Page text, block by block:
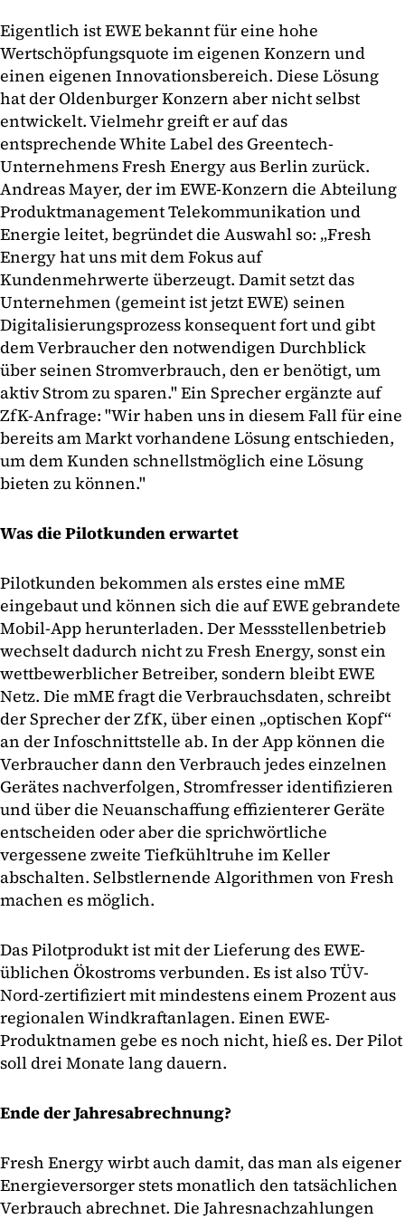
Eigentlich ist EWE bekannt für eine hohe
Wertschöpfungsquote im eigenen Konzern und
einen eigenen Innovationsbereich. Diese Lösung
hat der Oldenburger Konzern aber nicht selbst
entwickelt. Vielmehr greift er auf das
entsprechende White Label des Greentech-
Unternehmens Fresh Energy aus Berlin zurück.
Andreas Mayer, der im EWE-Konzern die Abteilung
Produktmanagement Telekommunikation und
Energie leitet, begründet die Auswahl so: „Fresh
Energy hat uns mit dem Fokus auf
Kundenmehrwerte überzeugt. Damit setzt das
Unternehmen (gemeint ist jetzt EWE) seinen
Digitalisierungsprozess konsequent fort und gibt
dem Verbraucher den notwendigen Durchblick
über seinen Stromverbrauch, den er benötigt, um
aktiv Strom zu sparen." Ein Sprecher ergänzte auf
ZfK-Anfrage: "Wir haben uns in diesem Fall für eine
bereits am Markt vorhandene Lösung entschieden,
um dem Kunden schnellstmöglich eine Lösung
bieten zu können."
Was die Pilotkunden erwartet
Pilotkunden bekommen als erstes eine mME
eingebaut und können sich die auf EWE gebrandete
Mobil-App herunterladen. Der Messstellenbetrieb
wechselt dadurch nicht zu Fresh Energy, sonst ein
wettbewerblicher Betreiber, sondern bleibt EWE
Netz. Die mME fragt die Verbrauchsdaten, schreibt
der Sprecher der ZfK, über einen „optischen Kopf“
an der Infoschnittstelle ab. In der App können die
Verbraucher dann den Verbrauch jedes einzelnen
Gerätes nachverfolgen, Stromfresser identifizieren
und über die Neuanschaffung effizienterer Geräte
entscheiden oder aber die sprichwörtliche
vergessene zweite Tiefkühltruhe im Keller
abschalten. Selbstlernende Algorithmen von Fresh
machen es möglich.
Das Pilotprodukt ist mit der Lieferung des EWE-
üblichen Ökostroms verbunden. Es ist also TÜV-
Nord-zertifiziert mit mindestens einem Prozent aus
regionalen Windkraftanlagen. Einen EWE-
Produktnamen gebe es noch nicht, hieß es. Der Pilot
soll drei Monate lang dauern.
Ende der Jahresabrechnung?
Fresh Energy wirbt auch damit, das man als eigener
Energieversorger stets monatlich den tatsächlichen
Verbrauch abrechnet. Die Jahresnachzahlungen